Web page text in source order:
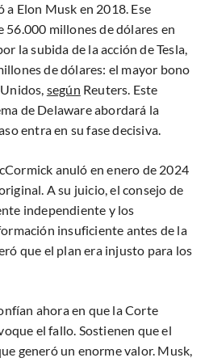
a Elon Musk en 2018. Ese
56.000 millones de dólares en
la subida de la acción de Tesla,
de dólares: el mayor bono
según Reuters. Este
de Delaware abordará la
entra en su fase decisiva.
anuló en enero de 2024
A su juicio, el consejo de
independiente y los
insuficiente antes de la
que el plan era injusto para los
ahora en que la Corte
el fallo. Sostienen que el
generó un enorme valor. Musk,